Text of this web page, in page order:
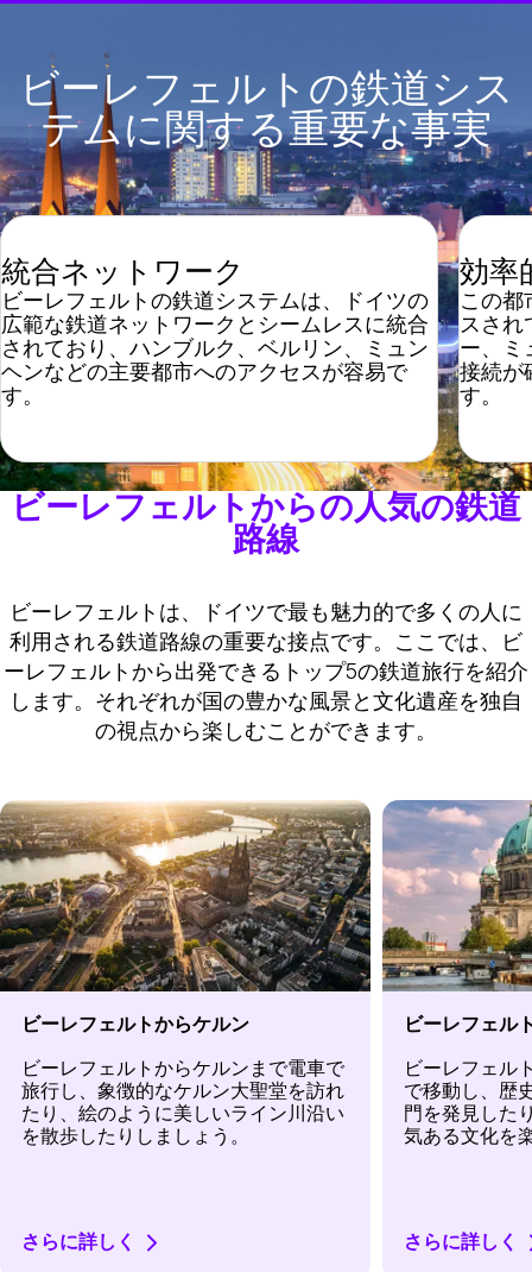
ビーレフェルトの鉄道シス
テムに関する重要な事実
統合ネットワーク
ビーレフェルトの鉄道システムは、ドイツの
広範な鉄道ネットワークとシームレスに統合
されており、ハンブルク、ベルリン、ミュン
ヘンなどの主要都市へのアクセスが容易で
す。
効率
この都
スさ
ー、ミ
接続が
す。
ビーレフェルトからの人気の鉄道
路線
ビーレフェルトは、ドイツで最も魅力的で多くの人に
利用される鉄道路線の重要な接点です。ここでは、ビ
ーレフェルトから出発できるトップ5の鉄道旅行を紹介
します。それぞれが国の豊かな風景と文化遺産を独自
の視点から楽しむことができます。
ビーレフェルトからケルン
ビーレフェルトからケルンまで電車で
旅行し、象徴的なケルン大聖堂を訪れ
たり、絵のように美しいライン川沿い
を散歩したりしましょう。
さらに詳しく
ビーレフェル
ビーレフェル
で移動し、歴
門を発見した
気ある文化を
さらに詳しく